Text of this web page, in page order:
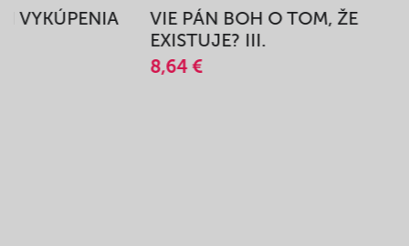
VYKÚPENIA
VIE PÁN BOH O TOM, ŽE
EXISTUJE? III.
8,64 €